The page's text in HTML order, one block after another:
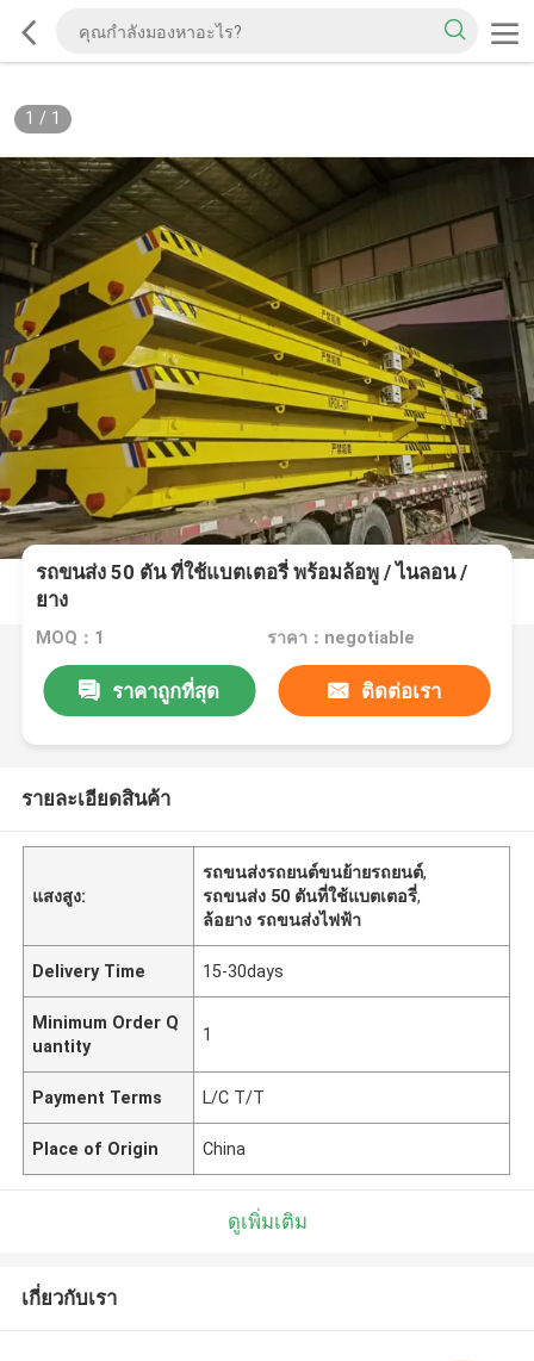
1 / 1
รถขนส่ง 50 ตัน ที่ใช้แบตเตอรี่ พร้อมล้อพู / ไนลอน /
ยาง
MOQ：1 ราคา：negotiable
ราคาถูกที่สุด ติดต่อเรา
รายละเอียดสินค้า
แสงสูง:
รถขนส่งรถยนต์ขนย้ายรถยนต์,
รถขนส่ง 50 ตันที่ใช้แบตเตอรี่,
ล้อยาง รถขนส่งไฟฟ้า
Delivery Time 15-30days
Minimum Order Q
uantity
1
Payment Terms L/C T/T
Place of Origin China
ดูเพิ่มเติม
เกี่ยวกับเรา